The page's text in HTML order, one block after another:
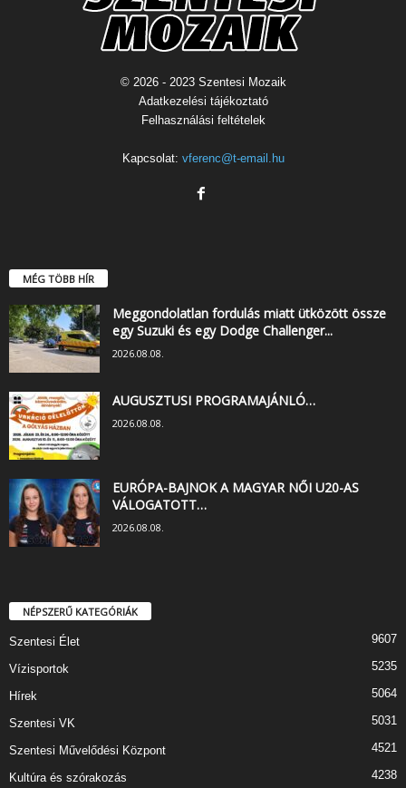
© 2026 - 2023 Szentesi Mozaik
Adatkezelési tájékoztató
Felhasználási feltételek
Kapcsolat: vferenc@t-email.hu
MÉG TÖBB HÍR
Meggondolatlan fordulás miatt ütközött össze
egy Suzuki és egy Dodge Challenger...
2026.08.08.
AUGUSZTUSI PROGRAMAJÁNLÓ…
2026.08.08.
EURÓPA-BAJNOK A MAGYAR NŐI U20-AS
VÁLOGATOTT…
2026.08.08.
NÉPSZERŰ KATEGÓRIÁK
Szentesi Élet 9607
Vízisportok 5235
Hírek 5064
Szentesi VK 5031
Szentesi Művelődési Központ 4521
Kultúra és szórakozás 4238